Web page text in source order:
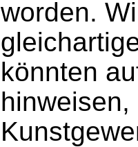
worden.
könnten